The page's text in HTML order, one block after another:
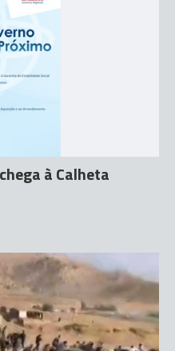
à Calheta